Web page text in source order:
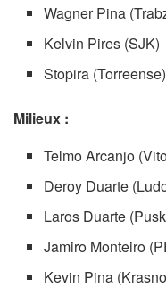
Wagner Pina
Kelvin Pires (SJK)
Stopira (Torreense)
Milieux :
Telmo Arcanjo
Deroy Duarte
Laros Duarte
Jamiro Monteiro
Kevin Pina